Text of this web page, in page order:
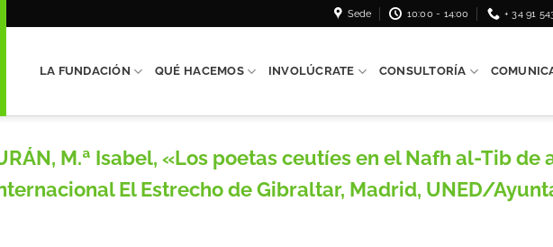
Sede 10:00 - 14:00 + 34 91
LA FUNDACIÓN QUÉ HACEMOS INVOLÚCRATE CONSULTORÍA
M.ª Isabel, «Los poetas ceutíes en el Nafh al-Tib
El Estrecho de Gibraltar, Madrid, UNED/